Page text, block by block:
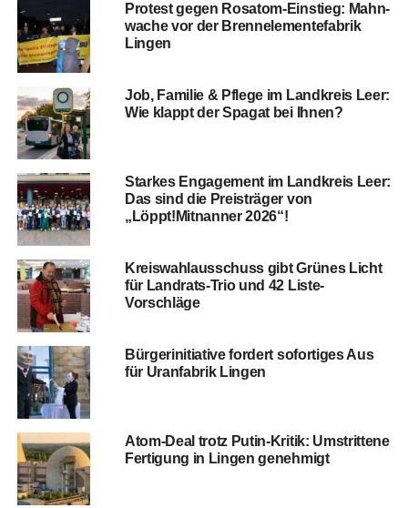
Pro­test gegen Rosatom-Ein­stieg: Mahn­
wa­che vor der Brenn­ele­men­te­fa­brik
Lingen
Job, Fami­lie & Pfle­ge im Land­kreis Leer:
Wie klappt der Spa­gat bei Ihnen?
Star­kes Enga­ge­ment im Land­kreis Leer:
Das sind die Preis­trä­ger von
„Löppt!Mitnanner 2026“!
Kreis­wahl­aus­schuss gibt Grü­nes Licht
für Land­rats-Trio und 42 Liste-
Vorschläge
Bür­ger­initia­ti­ve for­dert sofor­ti­ges Aus
für Uranfa­brik Lingen
Atom-Deal trotz Putin-Kri­tik: Umstrit­te­ne
Fer­ti­gung in Lin­gen genehmigt